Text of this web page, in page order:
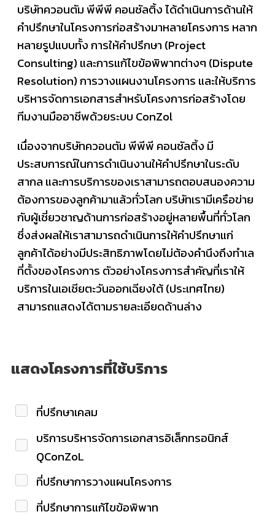
บริษัทควอนตัม พีพีพี คอนซัลติ้ง ได้ดำเนินการด้านให้
คำปรึกษาในโครงการก่อสร้างมาหลายโครงการ หลาก
หลายรูปแบบทั้ง การให้คำปรึกษา (Project
Consulting) และการแก้ไขข้อพิพาทต่างๆ (Dispute
Resolution) การวางแผนงานโครงการ และให้บริการ
บริหารจัดการเอกสารสำหรับโครงการก่อสร้างโดย
ทีมงานมืออาชีพด้วยระบบ ConZol
เนื่องจากบริษัทควอนตัม พีพีพี คอนซัลติ้ง มี
ประสบการณ์ในการดำเนินงานให้คำปรึกษาในระดับ
สากล และการบริการของเราสามารถตอบสนองความ
ต้องการของลูกค้ามาแล้วทั่วโลก บริษัทเรามีเครือข่าย
กับผู้เชี่ยวชาญด้านการก่อสร้างอยู่หลายพื้นที่ทั่วโลก
ซึ่งส่งผลให้เราสามารถดำเนินการให้คำปรึกษาแก่
ลูกค้าได้อย่างมีประสิทธิภาพโดยไม่ต้องคำนึงถึงทำเล
ที่ตั้งของโครงการ ตัวอย่างโครงการสำคัญที่เราให้
บริการในเอเชียตะวันออกเฉียงใต้ (ประเทศไทย)
สามารถแสดงได้ตามรายละเอียดด้านล่าง
แสดงโครงการที่ใช้บริการ
ที่ปรึกษาเคลม
บริการบริหารจัดการเอกสารอิเล็กทรอนิกส์
QConZoL
ที่ปรึกษาการวางแผนโครงการ
ที่ปรึกษาการแก้ไขข้อพิพาท